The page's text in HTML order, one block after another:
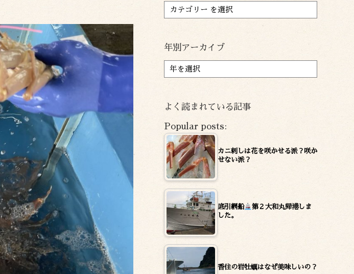
年別アーカイブ
ア
ー
ブ
よく読まれている記事
Popular posts:
カニ刺しは花を咲かせる派？咲か
せない派？
底引網船
第２大和丸帰港しま
した。
香住の岩牡蠣はなぜ美味しいの？